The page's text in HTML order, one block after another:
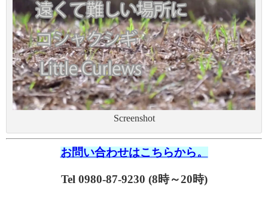
Screenshot
お問い合わせはこちらから。
Tel 0980-87-9230 (8時～20時)